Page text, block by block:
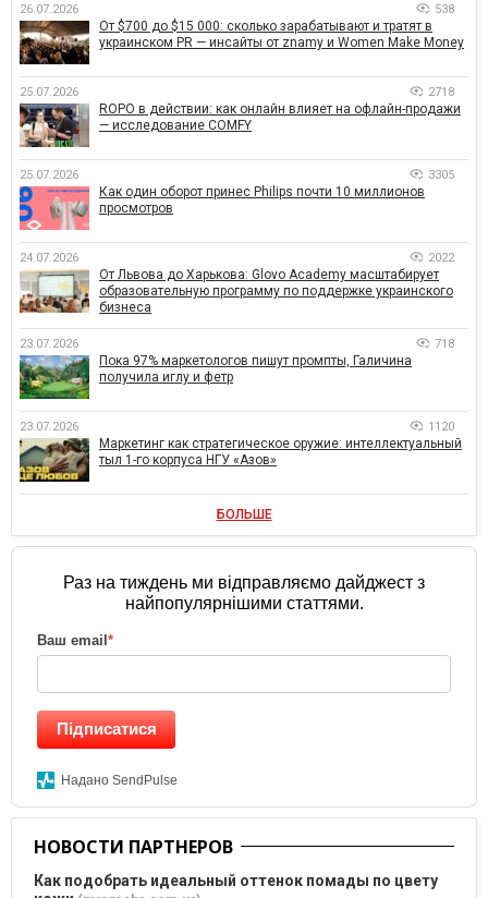
26.07.2026 538
От $700 до $15 000: сколько зарабатывают и тратят в
украинском PR — инсайты от znamy и Women Make Money
25.07.2026 2718
ROPO в действии: как онлайн влияет на офлайн-продажи
— исследование COMFY
25.07.2026 3305
Как один оборот принес Philips почти 10 миллионов
просмотров
24.07.2026 2022
От Львова до Харькова: Glovo Academy масштабирует
образовательную программу по поддержке украинского
бизнеса
23.07.2026 718
Пока 97% маркетологов пишут промпты, Галичина
получила иглу и фетр
23.07.2026 1120
Маркетинг как стратегическое оружие: интеллектуальный
тыл 1-го корпуса НГУ «Азов»
БОЛЬШЕ
Раз на тиждень ми відправляємо дайджест з
найпопулярнішими статтями.
Ваш email*
Підписатися
Надано SendPulse
НОВОСТИ ПАРТНЕРОВ
Как подобрать идеальный оттенок помады по цвету